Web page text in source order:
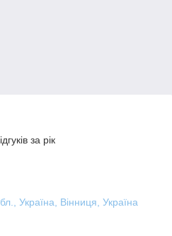
за рік
Україна, Вінниця, Україна